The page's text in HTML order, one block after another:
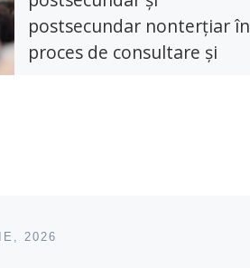
postsecundar nonterțiar în
proces de consultare și
2026